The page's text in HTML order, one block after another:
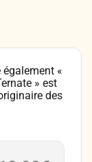
«
» est
des
une
été et
ses fleurs